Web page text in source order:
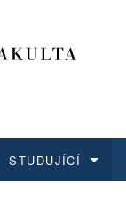
STUDUJÍCÍ